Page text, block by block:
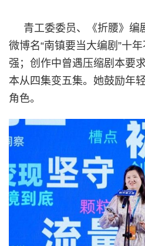
青工委委员、《折腰》编
微博名“南镇要当大编剧”十
强；创作中曾遇压缩剧本要
本从四集变五集。她鼓励年
角色。